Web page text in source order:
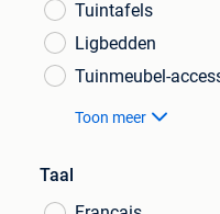
Tuintafels
Ligbedden
Tuinmeubel-
Toon meer
Taal